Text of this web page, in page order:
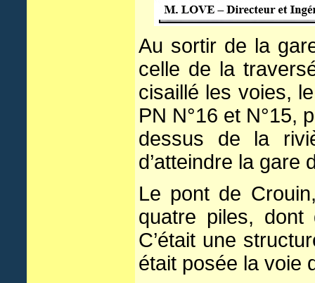
Au sortir de la
celle de la
cisaillé les voies,
PN N°16 et N°15,
dessus de la
d’atteindre la gare
Le pont de
quatre piles, dont
C’était une
était posée la voie